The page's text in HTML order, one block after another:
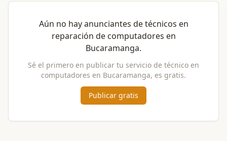
Aún no hay anunciantes detécnicos en
reparación de computadores en
Bucaramanga.
Sé el primero en publicar tu servicio de técnico en
computadores en Bucaramanga, es gratis.
Publicar gratis